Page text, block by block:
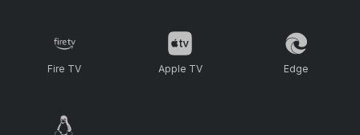
Fire TV Apple TV Edge